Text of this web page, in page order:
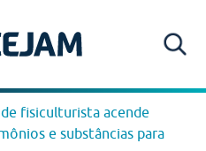
fisiculturista acende
e substâncias para